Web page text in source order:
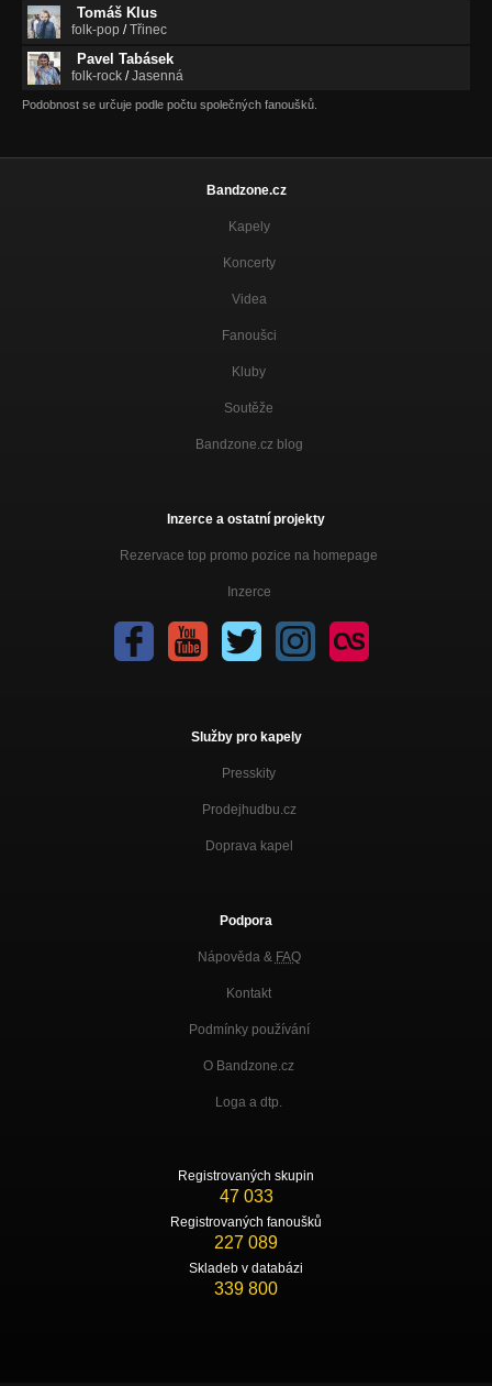
Tomáš Klus
folk-pop /Třinec
Pavel Tabásek
folk-rock /Jasenná
Podobnost se určuje podle počtu společných fanoušků.
Bandzone.cz
Kapely
Koncerty
Videa
Fanoušci
Kluby
Soutěže
Bandzone.cz blog
Inzerce a ostatní projekty
Rezervace top promo pozice na homepage
Inzerce
Služby pro kapely
Presskity
Prodejhudbu.cz
Doprava kapel
Podpora
Nápověda & FAQ
Kontakt
Podmínky používání
O Bandzone.cz
Loga a dtp.
Registrovaných skupin
47 033
Registrovaných fanoušků
227 089
Skladeb v databázi
339 800